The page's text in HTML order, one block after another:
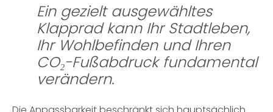
Ein gezielt ausgewähltes
Klapprad kann Ihr Stadtleben,
Ihr Wohlbefinden und Ihren
CO₂-Fußabdruck fundamental
verändern.